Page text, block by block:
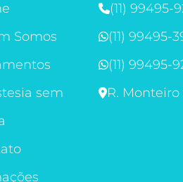
Somos
sem
(11) 99495-
(11) 99495-
(11) 99495-
R.